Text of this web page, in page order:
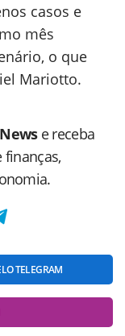
casos e
mês
o que
Mariotto.
News e receba
finanças,
TELEGRAM